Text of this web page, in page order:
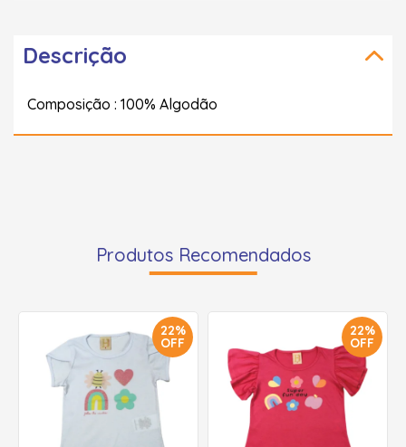
Descrição
Composição : 100% Algodão
Produtos Recomendados
22%
OFF
22%
OFF